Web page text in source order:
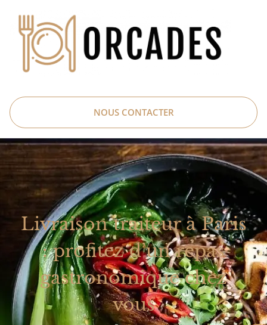
NOUS CONTACTER
Livraison traiteur à Paris
: profitez d’un repas
gastronomique chez
vous